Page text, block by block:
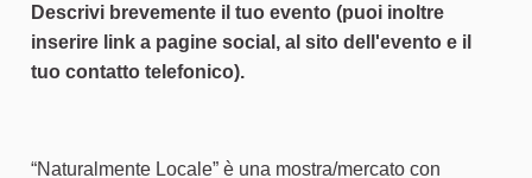
Descrivi brevemente il tuo evento (puoi inoltre
inserire link a pagine social, al sito dell'evento e il
tuo contatto telefonico).
“Naturalmente Locale” è una mostra/mercato con